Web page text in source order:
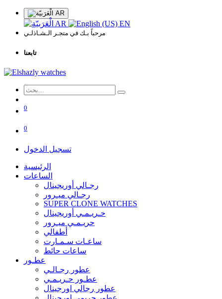
AR
AR EN
مرحباً بـك في متجـر الـشـاذلـي
تابعنا
0
0
تسجيل الدخول
الرئيسية
الساعات
رجـالي أوريجينال
رجـالي ميـرور
SUPER CLONE WATCHES
حـريـمـي أوريجينال
حريـمـي ميـرور
أطفالي
ساعـات سـمـارت
ساعات حائط
عطـور
عطور رجـالـي
عطـور حـريـمـي
عطور رجالي اورجينال